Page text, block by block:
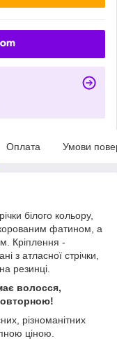
Оплата Умови
білого кольору,
фатином, а
Кріплення -
з атласної стрічки,
резинці.
волосся,
різноманітних
ціною.